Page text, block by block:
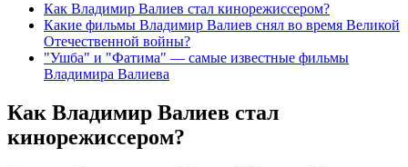
Как Владимир Валиев стал кинорежиссером?
Какие фильмы Владимир Валиев снял во время Великой
Отечественной войны?
"Ушба" и "Фатима" — самые известные фильмы
Владимира Валиева
Как Владимир Валиев стал
кинорежиссером?